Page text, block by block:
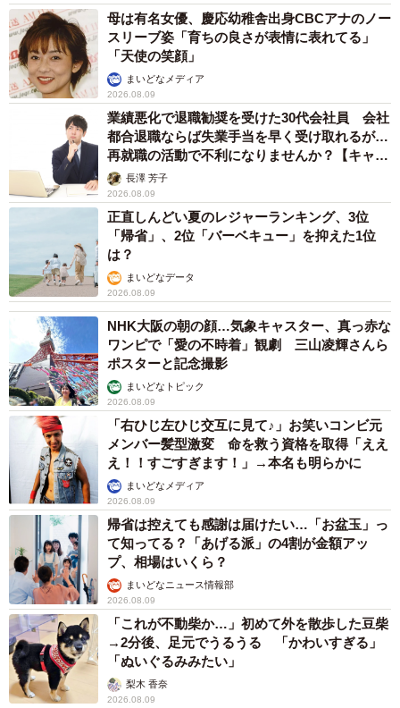
異性に話しかけたらセクハラ？ 黙っていたらフキハラ？ 「最
近、生きるの難しい」令和の職場で悩む上司【漫画】
補助があっても約9割が「夏の電気・ガス代は
重い」と回答…猛暑でも「冷房を控える」人が
7割超に
まいどなデータ
2026.08.08
「だんだん時代劇俳優みたく…」国民的バンド
の55歳ボーカリスト 競馬界の57歳レジェンド
らとの「夏祭り満喫ショット」に驚きの声続々
まいどなトピック
2026.08.08
ネット通販で「運営者情報」を見る人は約8
割 信頼できるサイト・怪しいサイトの判断基
準とは？
まいどなニュース情報部
2026.08.08
「息子を一人にしてきたんです、帰らない
と」 施設に入った90歳母、障害のある60歳次
男との暮らしは行き詰まり…【司法書士の現場
から】山下 静香
2026.08.08
京都の百貨店が開催のお化け屋敷のお化けにモ
デルがいる 比叡山延暦寺の僧侶が語る伝説と
は
浅井 佳穂
2026.08.08
熊本地震でペット同伴の避難を諦める人に胸を
痛め… 被災ペットの受け入れ先をアプリに表
示する「動物避難所マップ」が始動